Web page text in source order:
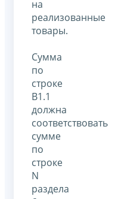
на
реализованные
товары.
Сумма
по
строке
В1.1
должна
соответствовать
сумме
по
строке
N
раздела